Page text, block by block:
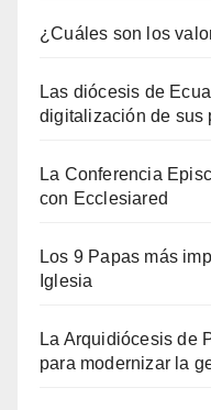
¿Cuáles son los
Las diócesis de
digitalización de sus
La Conferencia
con Ecclesiared
Los 9 Papas más
Iglesia
La Arquidiócesis de
para modernizar la